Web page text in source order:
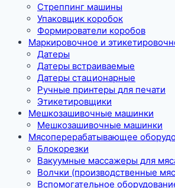
Стреппинг машины
Упаковщик коробок
Формирователи коробов
Маркировочное и
Датеры
Датеры встраиваемые
Датеры стационарные
Ручные принтеры для печати
Этикетировщики
Мешкозашивочные машинки
Мешкозашивочные машинки
Мясоперерабатывающее
Блокорезки
Вакуумные массажеры для
Волчки (производственные
Вспомогательное